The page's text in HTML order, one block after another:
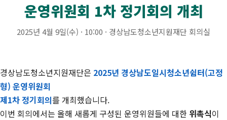
운영위원회 1차 정기회의 개최
2025년 4월 9일(수) · 10:00 · 경상남도청소년지원재단 회의실
경상남도청소년지원재단은 2025년 경상남도일시청소년쉼터(고정
형) 운영위원회
제1차 정기회의를 개최했습니다.
이번 회의에서는 올해 새롭게 구성된 운영위원들에 대한 위촉식이